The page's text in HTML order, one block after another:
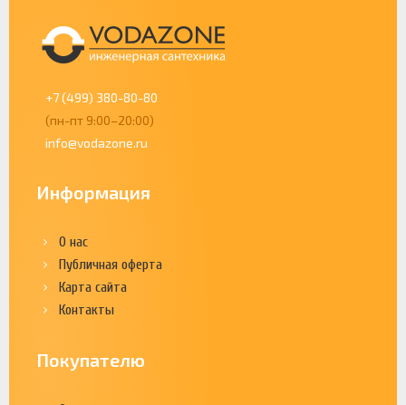
+7 (499) 380-80-80
(пн-пт 9:00–20:00)
info@vodazone.ru
Информация
О нас
Публичная оферта
Карта сайта
Контакты
Покупателю